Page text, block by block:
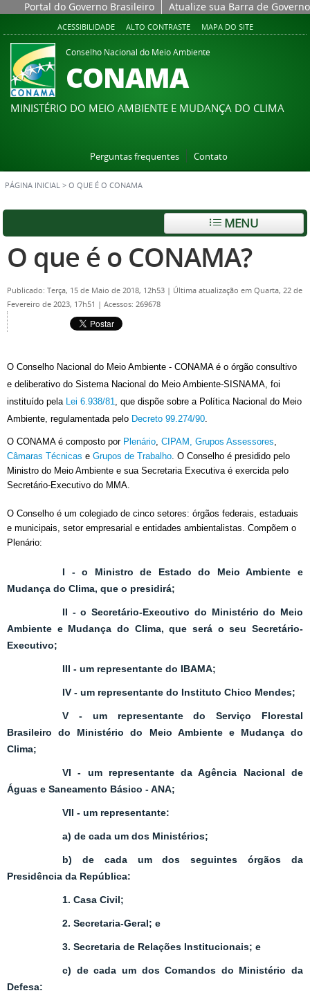
Portal do Governo Brasileiro Atualize sua Barra de Governo
ACESSIBILIDADE ALTO CONTRASTE MAPA DO SITE
Conselho Nacional do Meio Ambiente
CONAMA
MINISTÉRIO DO MEIO AMBIENTE E MUDANÇA DO CLIMA
Perguntas frequentes Contato
PÁGINA INICIAL > O QUE É O CONAMA
MENU
O que é o CONAMA?
Publicado: Terça, 15 de Maio de 2018, 12h53 | Última atualização em Quarta, 22 de
Fevereiro de 2023, 17h51 | Acessos: 269678
O Conselho Nacional do Meio Ambiente - CONAMA é o órgão consultivo
e deliberativo do Sistema Nacional do Meio Ambiente-SISNAMA, foi
instituído pela Lei 6.938/81, que dispõe sobre a Política Nacional do Meio
Ambiente, regulamentada pelo Decreto 99.274/90.
O CONAMA é composto por Plenário, CIPAM , Grupos Assessores,
Câmaras Técnicas e Grupos de Trabalho. O Conselho é presidido pelo
Ministro do Meio Ambiente e sua Secretaria Executiva é exercida pelo
Secretário-Executivo do MMA.
O Conselho é um colegiado de cinco setores: órgãos federais, estaduais
e municipais, setor empresarial e entidades ambientalistas. Compõem o
Plenário:
I - o Ministro de Estado do Meio Ambiente e
Mudança do Clima, que o presidirá;
II - o Secretário-Executivo do Ministério do Meio
Ambiente e Mudança do Clima, que será o seu Secretário-
Executivo;
III - um representante do IBAMA;
IV - um representante do Instituto Chico Mendes;
V - um representante do Serviço Florestal
Brasileiro do Ministério do Meio Ambiente e Mudança do
Clima;
VI - um representante da Agência Nacional de
Águas e Saneamento Básico - ANA;
VII - um representante:
a) de cada um dos Ministérios;
b) de cada um dos seguintes órgãos da
Presidência da República:
1. Casa Civil;
2. Secretaria-Geral; e
3. Secretaria de Relações Institucionais; e
c) de cada um dos Comandos do Ministério da
Defesa: